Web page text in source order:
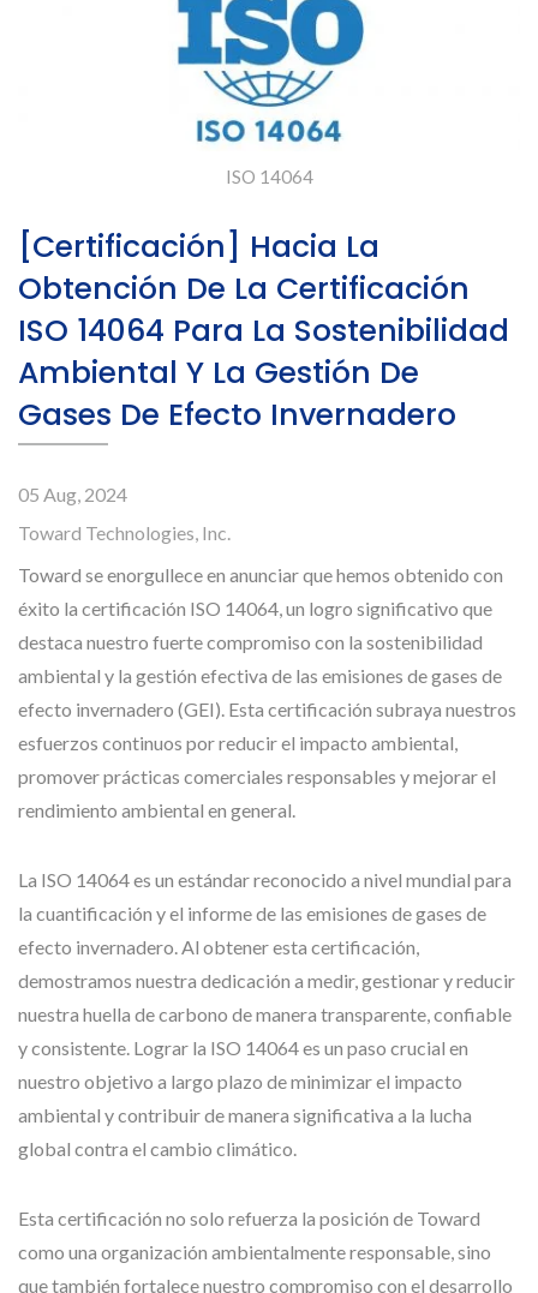
ISO 14064
[Certificación] Hacia La
Obtención De La Certificación
ISO 14064 Para La Sostenibilidad
Ambiental Y La Gestión De
Gases De Efecto Invernadero
05 Aug, 2024
Toward Technologies, Inc.
Toward se enorgullece en anunciar que hemos obtenido con
éxito la certificación ISO 14064, un logro significativo que
destaca nuestro fuerte compromiso con la sostenibilidad
ambiental y la gestión efectiva de las emisiones de gases de
efecto invernadero (GEI). Esta certificación subraya nuestros
esfuerzos continuos por reducir el impacto ambiental,
promover prácticas comerciales responsables y mejorar el
rendimiento ambiental en general.
La ISO 14064 es un estándar reconocido a nivel mundial para
la cuantificación y el informe de las emisiones de gases de
efecto invernadero. Al obtener esta certificación,
demostramos nuestra dedicación a medir, gestionar y reducir
nuestra huella de carbono de manera transparente, confiable
y consistente. Lograr la ISO 14064 es un paso crucial en
nuestro objetivo a largo plazo de minimizar el impacto
ambiental y contribuir de manera significativa a la lucha
global contra el cambio climático.
Esta certificación no solo refuerza la posición de Toward
como una organización ambientalmente responsable, sino
que también fortalece nuestro compromiso con el desarrollo